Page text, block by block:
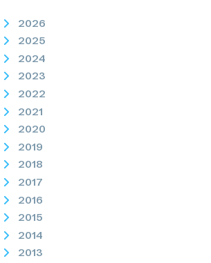
2026
2025
2024
2023
2022
2021
2020
2019
2018
2017
2016
2015
2014
2013